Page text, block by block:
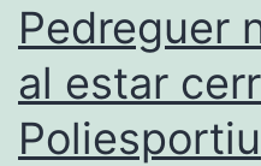
ser
el
gran
Pedreguer
al estar
Poliesportiu